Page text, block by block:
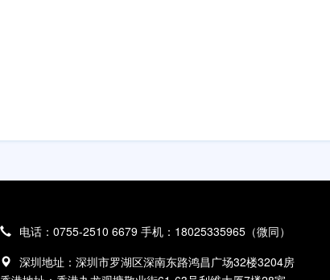
电话：0755-2510 6679 手机：18025335965（微同）
深圳地址：深圳市罗湖区深南东路鸿昌广场32楼3204房